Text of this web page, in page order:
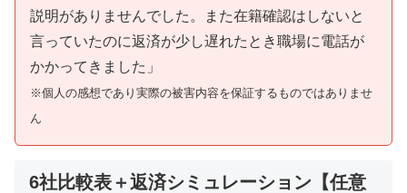
説明がありませんでした。また在籍確認はしないと
言っていたのに返済が少し遅れたとき職場に電話が
かかってきました」
※個人の感想であり実際の被害内容を保証するものではありませ
ん
6社比較表＋返済シミュレーション【任意